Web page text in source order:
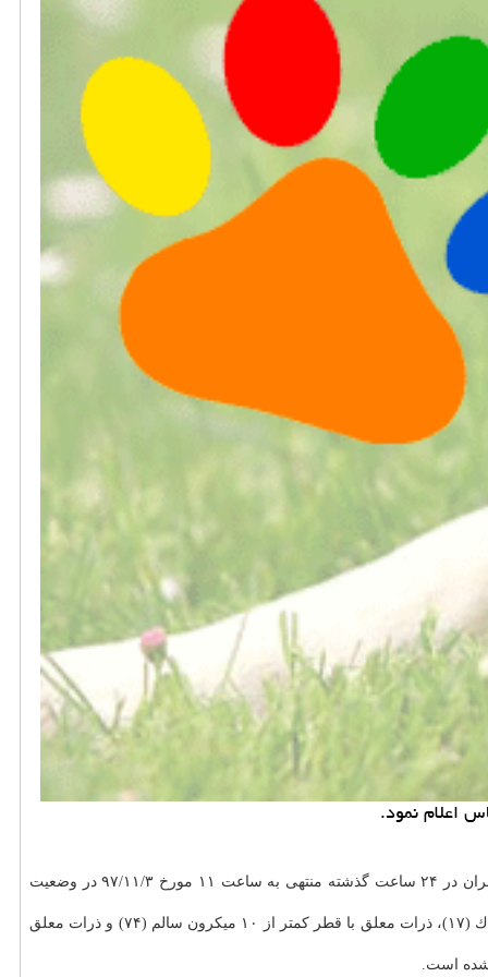
حیوان خانگی به نقل از مهر، مدیركل پایش و نظارت اداره كل محیط زیست استان تهران اعلام نمود: وضعیت كیفی هوای تهران در ۲۴ ساعت گذشته منتهی به ساعت ۱۱ مورخ ۹۷/۱۱/۳ در وضعیت
محمد رستگاری اضافه كرد: در این بازه زمانی وضعیت آلاینده منو اكسید كربن پاك (۳۷)، ازن پاك (۲)، دی اكسید نیتروژن سالم (۸۴)، دی اكسید گوگرد پاك (۱۷)، ذرات معلق با قطر كمتر از ۱۰ میكرون سالم (۷۴) و ذرات معلق